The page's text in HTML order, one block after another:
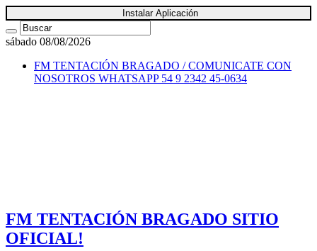
Instalar Aplicación
sábado 08/08/2026
FM TENTACIÓN BRAGADO / COMUNICATE CON
NOSOTROS WHATSAPP 54 9 2342 45-0634
FM TENTACIÓN BRAGADO SITIO
OFICIAL!